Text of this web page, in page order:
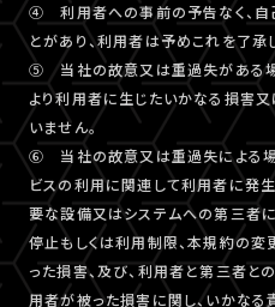
④ 利用者への事前の予告なく、自
とがあり、利用者は予めこれを了承
⑤ 当社の故意又は重過失がある
より利用者に生じたいかなる損害
いません。
⑥ 当社の故意又は重過失による場
ビスの利用に関連して利用者に発
要な設備又はシステムへの第三者
停止もしくは利用制限、本規約の
った損害、及び、利用者と第三者と
用者が被った損害に関し、いかなる